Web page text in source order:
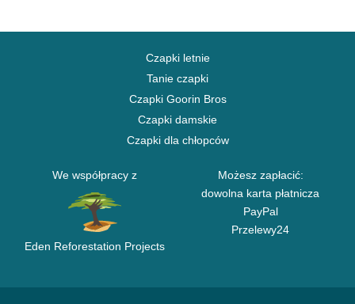
Czapki letnie
Tanie czapki
Czapki Goorin Bros
Czapki damskie
Czapki dla chłopców
We współpracy z
Eden Reforestation Projects
Możesz zapłacić:
dowolna karta płatnicza
PayPal
Przelewy24